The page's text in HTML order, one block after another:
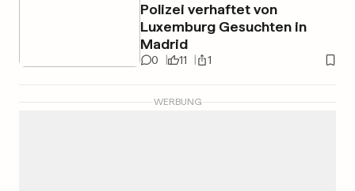
Polizei verhaftet von
Luxemburg Gesuchten in
Madrid
0 11 1
WERBUNG